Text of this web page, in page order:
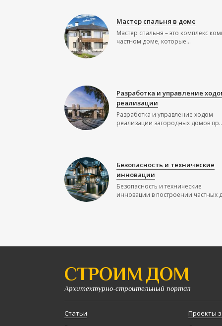
Мастер спальня в доме
Мастер спальня – это комплекс
частном доме, которые...
Разработка и управление
реализации
Разработка и управление ходом
реализации загородных домов
Безопасность и технические
инновации
Безопасность и технические
инновации в построении частных
СТРОИМ ДОМ
Архитектурно-строительный портал
Статьи
Проекты